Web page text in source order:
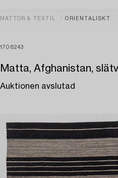
MATTOR & TEXTIL ORIENTALISKT
1708243
Matta, Afghanistan,
Auktionen avslutad